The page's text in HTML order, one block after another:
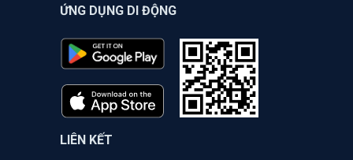
ỨNG DỤNG DI ĐỘNG
LIÊN KẾT